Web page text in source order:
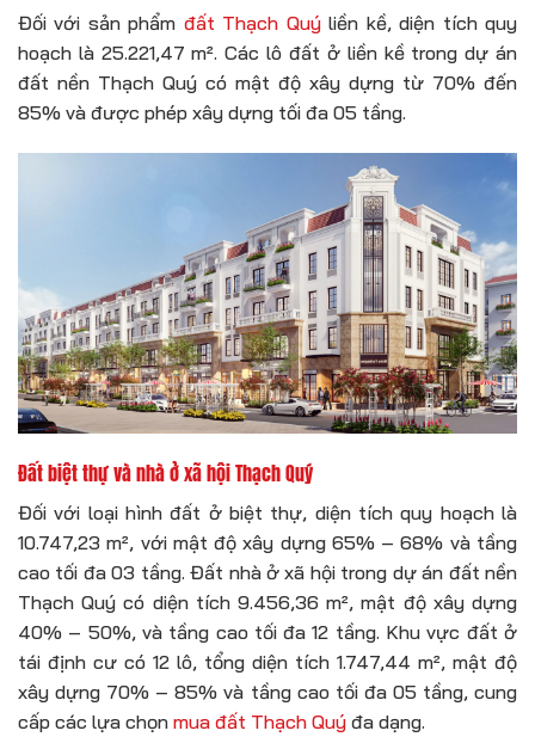
Đối với sản phẩm đất Thạch Quýliền kề, diện tích quy
hoạch là 25.221,47 m². Các lô đất ở liền kề trong dự án
đất nền Thạch Quý có mật độ xây dựng từ 70% đến
85% và được phép xây dựng tối đa 05 tầng.
Đất biệt thự và nhà ở xã hội Thạch Quý
Đối với loại hình đất ở biệt thự, diện tích quy hoạch là
10.747,23 m², với mật độ xây dựng 65% – 68% và tầng
cao tối đa 03 tầng. Đất nhà ở xã hội trong dự án đất nền
Thạch Quý có diện tích 9.456,36 m², mật độ xây dựng
40% – 50%, và tầng cao tối đa 12 tầng. Khu vực đất ở
tái định cư có 12 lô, tổng diện tích 1.747,44 m², mật độ
xây dựng 70% – 85% và tầng cao tối đa 05 tầng, cung
cấp các lựa chọn mua đất Thạch Quý đa dạng.